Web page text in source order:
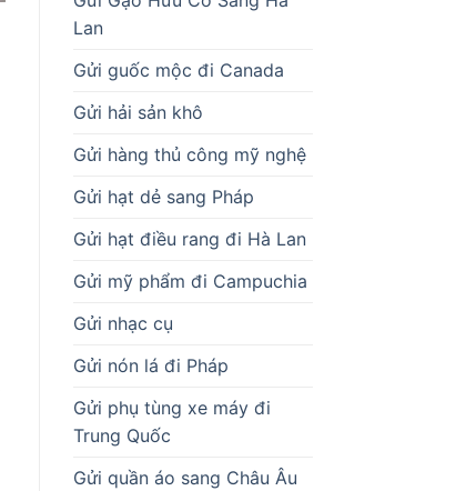
Lan
Gửi guốc mộc đi Canada
Gửi hải sản khô
Gửi hàng thủ công mỹ nghệ
Gửi hạt dẻ sang Pháp
Gửi hạt điều rang đi Hà Lan
Gửi mỹ phẩm đi Campuchia
Gửi nhạc cụ
Gửi nón lá đi Pháp
Gửi phụ tùng xe máy đi
Trung Quốc
Gửi quần áo sang Châu Âu